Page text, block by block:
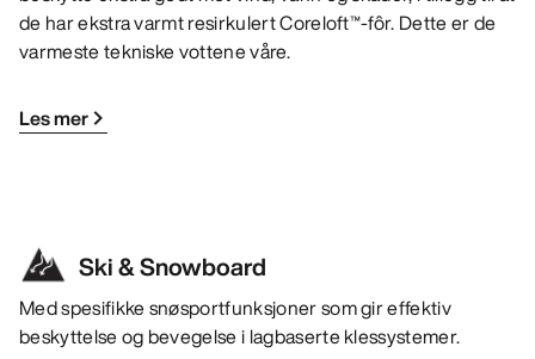
de har ekstra varmt resirkulert Coreloft™-fôr. Dette er de
varmeste tekniske vottene våre.
Les mer
Ski & Snowboard
Med spesifikke snøsportfunksjoner som gir effektiv
beskyttelse og bevegelse i lagbaserte klessystemer.